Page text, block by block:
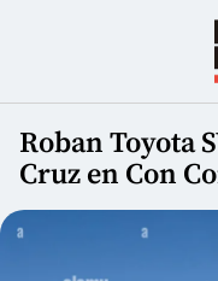
Roban Toyota
Cruz en Con